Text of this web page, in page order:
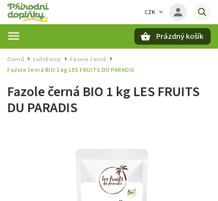
CZK
Prázdný košík
Domů / Luštěniny Fazole černá
Fazole černá BIO 1 kg LES FRUITS DU PARADIS
Fazole černá BIO 1 kg LES FRUITS
DU PARADIS